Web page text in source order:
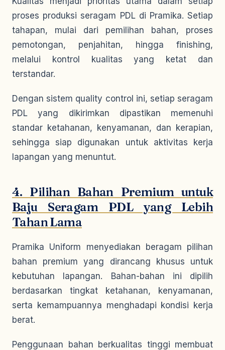
proses produksi seragam PDL di Pramika. Setiap
tahapan, mulai dari pemilihan bahan, proses
pemotongan, penjahitan, hingga finishing,
melalui kontrol kualitas yang ketat dan
terstandar.
Dengan sistem quality control ini, setiap seragam
PDL yang dikirimkan dipastikan memenuhi
standar ketahanan, kenyamanan, dan kerapian,
sehingga siap digunakan untuk aktivitas kerja
lapangan yang menuntut.
4. Pilihan Bahan Premium untuk
Baju Seragam PDL yang Lebih
Tahan Lama
Pramika Uniform menyediakan beragam pilihan
bahan premium yang dirancang khusus untuk
kebutuhan lapangan. Bahan-bahan ini dipilih
berdasarkan tingkat ketahanan, kenyamanan,
serta kemampuannya menghadapi kondisi kerja
berat.
Penggunaan bahan berkualitas tinggi membuat